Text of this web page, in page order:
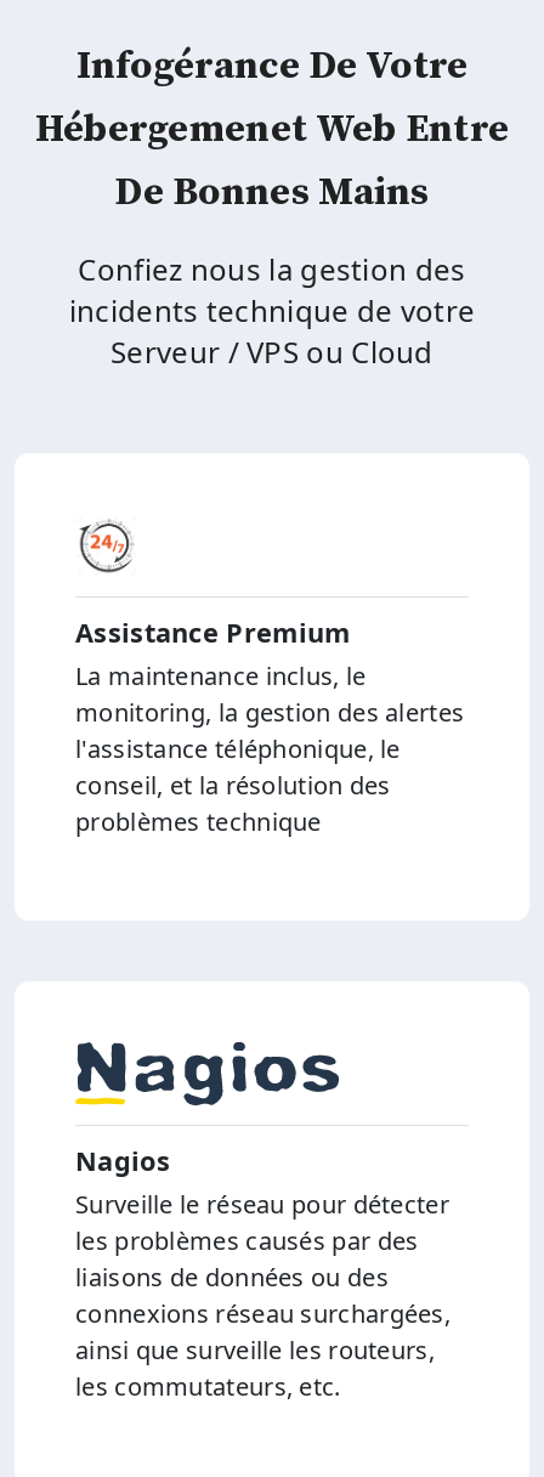
Infogérance De Votre
Hébergemenet Web Entre
De Bonnes Mains
Confiez nous la gestion des
incidents technique de votre
Serveur / VPS ou Cloud
Assistance Premium
La maintenance inclus, le
monitoring, la gestion des alertes
l'assistance téléphonique, le
conseil, et la résolution des
problèmes technique
Nagios
Surveille le réseau pour détecter
les problèmes causés par des
liaisons de données ou des
connexions réseau surchargées,
ainsi que surveille les routeurs,
les commutateurs, etc.